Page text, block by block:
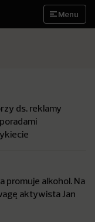
Menu
ds. reklamy
promuje alkohol. Na
aktywista Jan